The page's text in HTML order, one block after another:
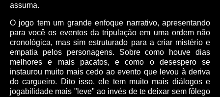
assuma.
O jogo tem um grande enfoque narrativo, apresentando
para você os eventos da tripulação em uma ordem não
cronológica, mas sim estruturado para a criar mistério e
empatia pelos personagens. Sobre como houve dias
melhores e mais pacatos, e como o desespero se
instaurou muito mais cedo ao evento que levou à deriva
do cargueiro. Dito isso, ele tem muito mais diálogos e
jogabilidade mais "leve" ao invés de te deixar sem fôlego